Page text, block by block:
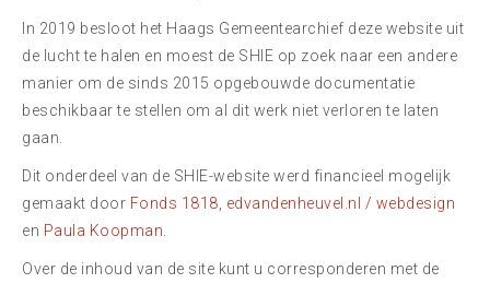
In 2019 besloot het Haags Gemeentearchief deze website uit
de lucht te halen en moest de SHIE op zoek naar een andere
manier om de sinds 2015 opgebouwde documentatie
beschikbaar te stellen om al dit werk niet verloren te laten
gaan.
Dit onderdeel van de SHIE-website werd financieel mogelijk
gemaakt door Fonds 1818 edvandenheuvel.nl / webdesign
en Paula Koopman
Over de inhoud van de site kunt u corresponderen met de